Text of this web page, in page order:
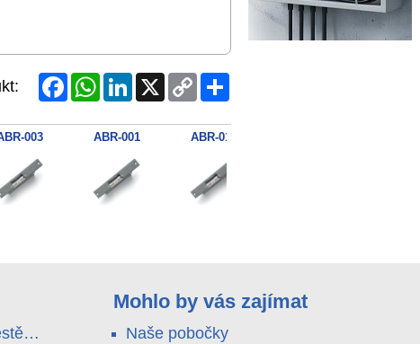
FacebookWhatsAppLinkedIn
X
Copy
Link
Share
003 ABR-001 ABR-013
Mohlo by vás zajímat
Naše pobočky